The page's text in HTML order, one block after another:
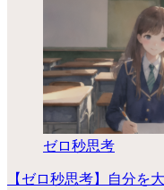
ゼロ秒思考
【ゼロ秒思考】自分を